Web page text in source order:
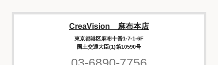
CreaVision 麻布本店
東京都港区麻布十番1-7-1-6F
国土交通大臣(1)第10590号